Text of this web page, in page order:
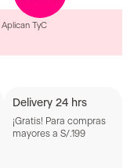
Aplican TyC
Delivery 24 hrs
¡Gratis! Para compras
mayores a S/.199